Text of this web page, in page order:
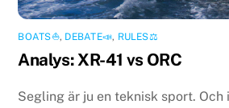
BOATS⛵️, DEBATE📣, RULES⚖️
Analys: XR-41 vs ORC
Segling är ju en teknisk sport. Och